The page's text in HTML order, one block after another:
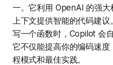
一。它利用 OpenAI 的强
上下文提供智能的代码建
写一个函数时，Copilot 会
它不仅能提高你的编码速
程模式和最佳实践。